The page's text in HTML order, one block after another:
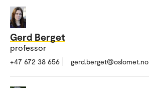
Gerd Berget
professor
+47 672 38 656 gerd.berget@oslomet.no